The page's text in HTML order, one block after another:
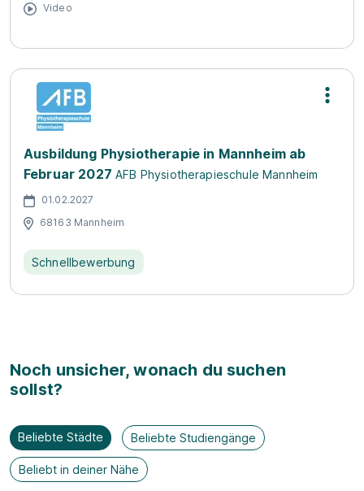
Video
Ausbildung Physiotherapie in Mannheim ab
Februar 2027 AFB Physiotherapieschule Mannheim
01.02.2027
68163 Mannheim
Schnellbewerbung
Noch unsicher, wonach du suchen
sollst?
Beliebte Städte Beliebte Studiengänge
Beliebt in deiner Nähe